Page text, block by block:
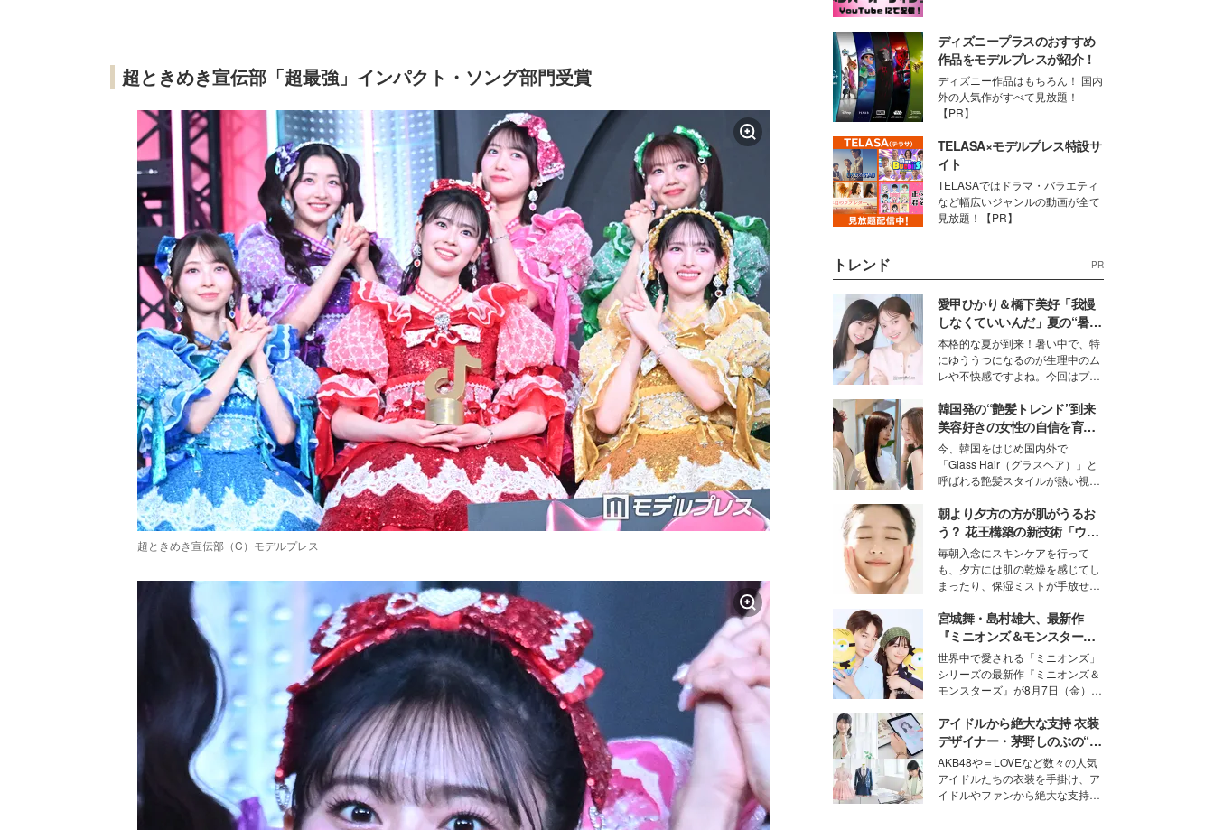
超ときめき宣伝部「超最強」インパクト・ソング部門受賞
超ときめき宣伝部（C）モデルプレス
ディズニープラスのおすすめ
作品をモデルプレスが紹介！
ディズニー作品はもちろん！ 国内
外の人気作がすべて見放題！
【PR】
TELASA×モデルプレス特設サ
イト
TELASAではドラマ・バラエティ
など幅広いジャンルの動画が全て
見放題！【PR】
トレンド PR
愛甲ひかり＆橋下美好「我慢
しなくていいんだ」夏の“暑さ
対策”の新しい選択肢とは？
本格的な夏が到来！暑い中で、特
にゆううつになるのが生理中のム
レや不快感ですよね。今回はプラ
モデル・愛甲ひかりさんと橋下美
好さんを迎えて本音で女子会トー
ク。猛暑のお出かけを快適に過ご
すヒントや、2人が感動した夏の
生理の新常識にも迫りました。
韓国発の“艶髪トレンド”到来
美容好きの女性の自信を育む
「ヘアケア事情」って？
今、韓国をはじめ国内外で
「Glass Hair（グラスヘア）」と
呼ばれる艶髪スタイルが熱い視線
ションの完成度を高めるベースと
して、“髪そのものの美しさ”に改
めて注目する人が増えている様
子。今回は、そんな憧れの艶やか
な髪を日常で叶える、美容好きの
女性たちのヘアケア事情を紹介し
ます。
朝より夕方の方が肌がうるお
う？ 花王構築の新技術「ウォ
ーターキャプチャリングスキ
ン（捕水肌）」がスキンケア
の常識を変える予感
毎朝入念にスキンケアを行って
も、夕方には肌の乾燥を感じてし
まったり、保湿ミストが手放せな
な美容の常識を大きく変える可能
性を秘めた、革新的な「Water
Capturing Skin（ウォーターキャ
プチャリングスキン：捕水肌）」
技術を、花王が構築した。
宮城舞・島村雄大、最新作
『ミニオンズ＆モンスター
ズ』の魅力熱弁 ハチャメチャ
だけじゃない“友情と絆”に感
動
世界中で愛される「ミニオンズ」
シリーズの最新作『ミニオンズ＆
モンスターズ』が8月7日（金）に
ニオン好き”という共通点を持つモ
デルの宮城舞と島村雄大の特別対
談をお届け！それぞれの視点か
ら、今作ならではの魅力や予想外
の感動をもたらす奥深いストーリ
ーについて熱く語り合ってもらっ
アイドルから絶大な支持 衣装
デザイナー・茅野しのぶの“可
愛い”を作る美学＜「シチズン
クロスシー」インタビュー＞
AKB48や＝LOVEなど数々の人気
アイドルたちの衣装を手掛け、ア
イドルやファンから絶大な支持を